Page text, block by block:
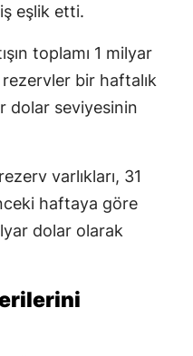
eşlik etti.
toplamı 1 milyar
bir haftalık
dolar seviyesinin
varlıkları, 31
haftaya göre
dolar olarak